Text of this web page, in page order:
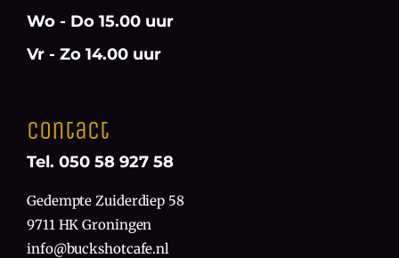
Wo - Do 15.00 uur
Vr - Zo 14.00 uur
Contact
Tel. 050 58 927 58
Gedempte Zuiderdiep 58
9711 HK Groningen
info@buckshotcafe.nl